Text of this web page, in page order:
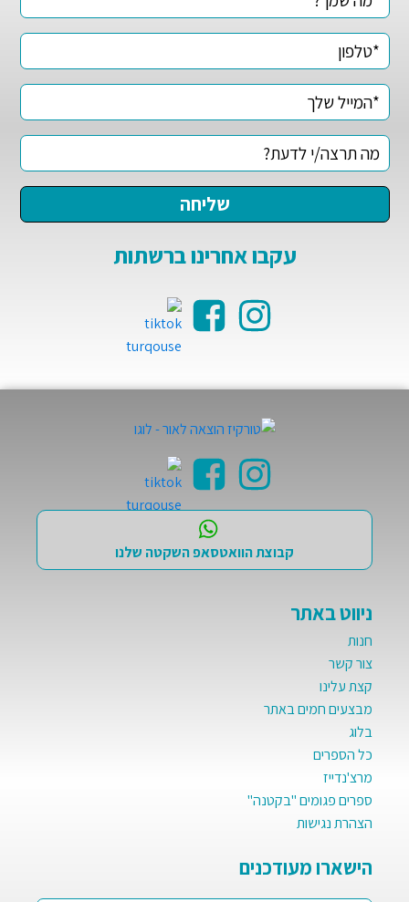
עקבו אחרינו ברשתות
קבוצת הוואטסאפ השקטה שלנו
ניווט באתר
חנות
צור קשר
קצת עלינו
מבצעים חמים באתר
בלוג
כל הספרים
מרצ'נדייז
ספרים פגומים "בקטנה"
הצהרת נגישות
הישארו מעודכנים